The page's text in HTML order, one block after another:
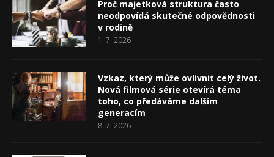
Proč majetková struktura často
neodpovídá skutečné odpovědnosti
v rodině
1. 7. 2026
Vzkaz, který může ovlivnit celý život.
Nová filmová série otevírá téma
toho, co předáváme dalším
generacím
8. 7. 2026